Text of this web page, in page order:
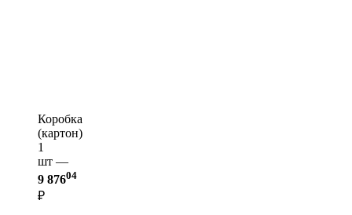
Коробка
(картон)
1
шт —
9 87604
₽